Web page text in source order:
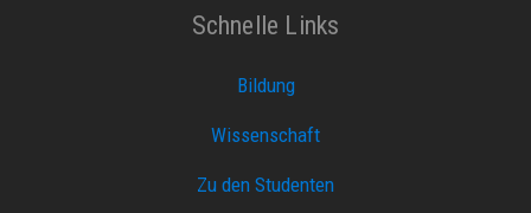
Schnelle Links
Bildung
Wissenschaft
Zu den Studenten